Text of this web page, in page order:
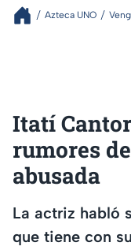
Azteca UNO
Itatí
rumores
abusada
La actriz habló
que tiene con